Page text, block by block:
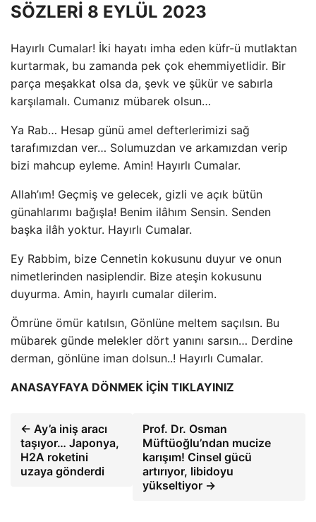
SÖZLERİ 8 EYLÜL 2023
Hayırlı Cumalar! İki hayatı imha eden küfr-ü mutlaktan
kurtarmak, bu zamanda pek çok ehemmiyetlidir. Bir
parça meşakkat olsa da, şevk ve şükür ve sabırla
karşılamalı. Cumanız mübarek olsun…
Ya Rab… Hesap günü amel defterlerimizi sağ
tarafımızdan ver… Solumuzdan ve arkamızdan verip
bizi mahcup eyleme. Amin! Hayırlı Cumalar.
Allah’ım! Geçmiş ve gelecek, gizli ve açık bütün
günahlarımı bağışla! Benim ilâhım Sensin. Senden
başka ilâh yoktur. Hayırlı Cumalar.
Ey Rabbim, bize Cennetin kokusunu duyur ve onun
nimetlerinden nasiplendir. Bize ateşin kokusunu
duyurma. Amin, hayırlı cumalar dilerim.
Ömrüne ömür katılsın, Gönlüne meltem saçılsın. Bu
mübarek günde melekler dört yanını sarsın… Derdine
derman, gönlüne iman dolsun..! Hayırlı Cumalar.
ANASAYFAYA DÖNMEK İÇİN TIKLAYINIZ
← Ay’a iniş aracı
taşıyor… Japonya,
H2A roketini
uzaya gönderdi
Prof. Dr. Osman
Müftüoğlu’ndan mucize
karışım! Cinsel gücü
artırıyor, libidoyu
yükseltiyor →